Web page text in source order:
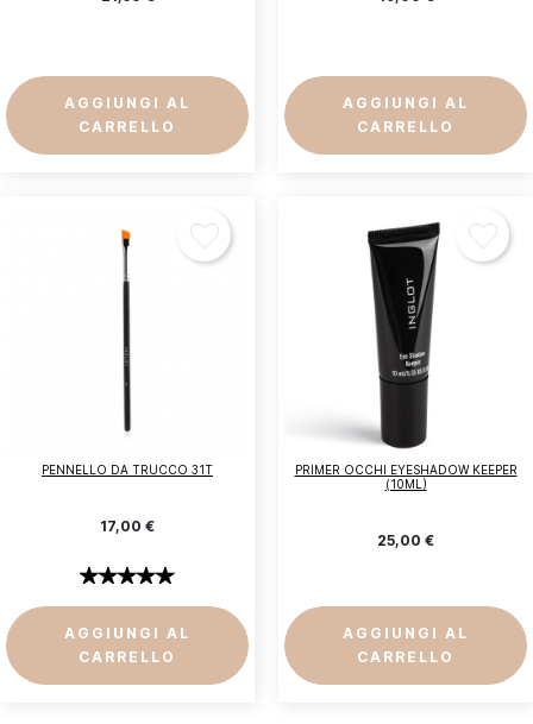
AGGIUNGI AL
CARRELLO
AGGIUNGI AL
CARRELLO
PENNELLO DA TRUCCO 31T
17,00 €
AGGIUNGI AL
CARRELLO
PRIMER OCCHI EYESHADOW KEEPER
(10ML)
25,00 €
AGGIUNGI AL
CARRELLO
Accedi
Accedi